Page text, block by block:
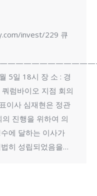
invest/229 큐
5일 18시 장 소 : 경
럼바이오 지점 회의
이사 심재현은 정관
진행을 위하여 의
에 달하는 이사가
히 성립되었음을…